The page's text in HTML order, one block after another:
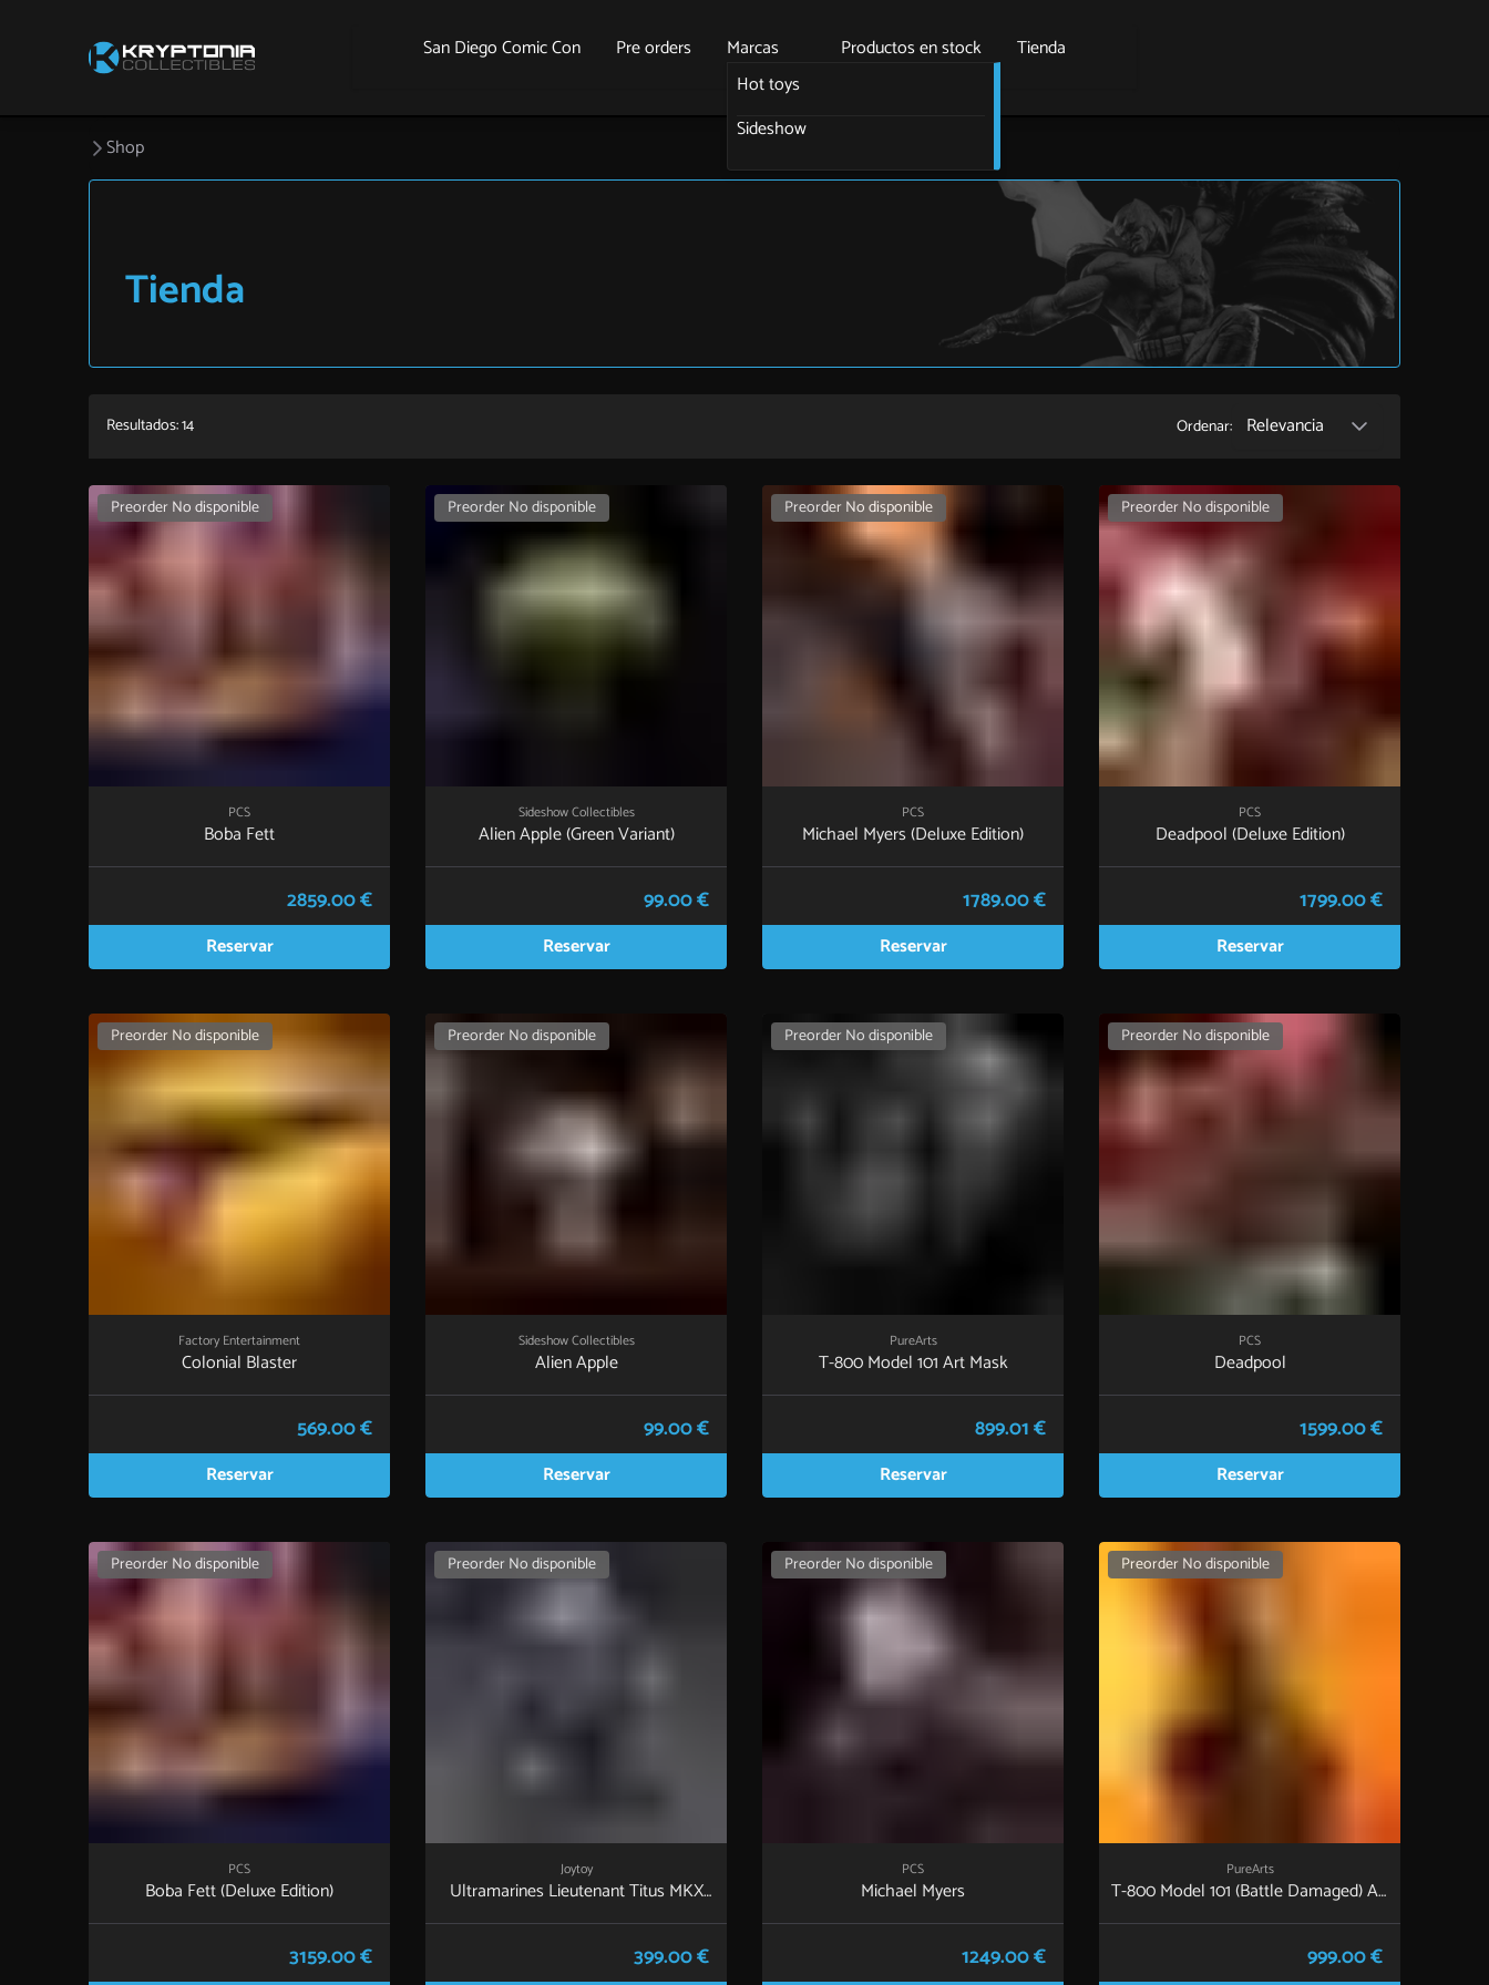
San Diego Comic Con Pre orders
Marcas
Hot toys
Sideshow
Productos en stock Tienda
Shop
Tienda
Resultados: 14 Ordenar: Relevancia
Preorder No disponible
PCS
Boba Fett
2859.00 €
Reservar
Preorder No disponible
Sideshow Collectibles
Alien Apple (Green Variant)
99.00 €
Reservar
Preorder No disponible
PCS
Michael Myers (Deluxe Edition)
1789.00 €
Reservar
Preorder No disponible
PCS
Deadpool (Deluxe Edition)
1799.00 €
Reservar
Preorder No disponible
Factory Entertainment
Colonial Blaster
569.00 €
Reservar
Preorder No disponible
Sideshow Collectibles
Alien Apple
99.00 €
Reservar
Preorder No disponible
PureArts
T-800 Model 101 Art Mask
899.01 €
Reservar
Preorder No disponible
PCS
Deadpool
1599.00 €
Reservar
Preorder No disponible
PCS
Boba Fett (Deluxe Edition)
3159.00 €
Preorder No disponible
Joytoy
Ultramarines Lieutenant Titus MKX
Helmet & Display Stand
399.00 €
Preorder No disponible
PCS
Michael Myers
1249.00 €
Preorder No disponible
PureArts
T-800 Model 101 (Battle Damaged) Art
Mask
999.00 €